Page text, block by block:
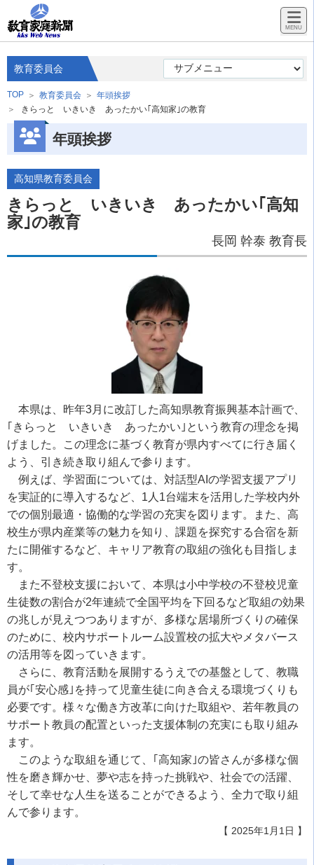
教育委員会
TOP 教育委員会
年頭挨拶
きらっと いきいき あったかい｢高知家｣の教育
年頭挨拶
高知県教育委員会
きらっと いきいき あったかい｢高知
家｣の教育
長岡 幹泰 教育長
本県は、昨年3月に改訂した高知県教育振興基本計画で、
｢きらっと いきいき あったかい｣という教育の理念を掲
げました。この理念に基づく教育が県内すべてに行き届く
よう、引き続き取り組んで参ります。
例えば、学習面については、対話型AIの学習支援アプリ
を実証的に導入するなど、1人1台端末を活用した学校内外
での個別最適・協働的な学習の充実を図ります。また、高
校生が県内産業等の魅力を知り、課題を探究する合宿を新
たに開催するなど、キャリア教育の取組の強化も目指しま
す。
また不登校支援において、本県は小中学校の不登校児童
生徒数の割合が2年連続で全国平均を下回るなど取組の効果
の兆しが見えつつありますが、多様な居場所づくりの確保
のために、校内サポートルーム設置校の拡大やメタバース
の活用等を図っていきます。
さらに、教育活動を展開するうえでの基盤として、教職
員が｢安心感｣を持って児童生徒に向き合える環境づくりも
必要です。様々な働き方改革に向けた取組や、若年教員の
サポート教員の配置といった支援体制の充実にも取り組み
ます。
このような取組を通じて、｢高知家｣の皆さんが多様な個
性を磨き輝かせ、夢や志を持った挑戦や、社会での活躍、
そして幸せな人生を送ることができるよう、全力で取り組
んで参ります。
【 2025年1月1日 】